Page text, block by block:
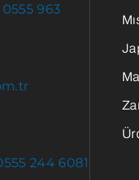
0555 963
244 6081